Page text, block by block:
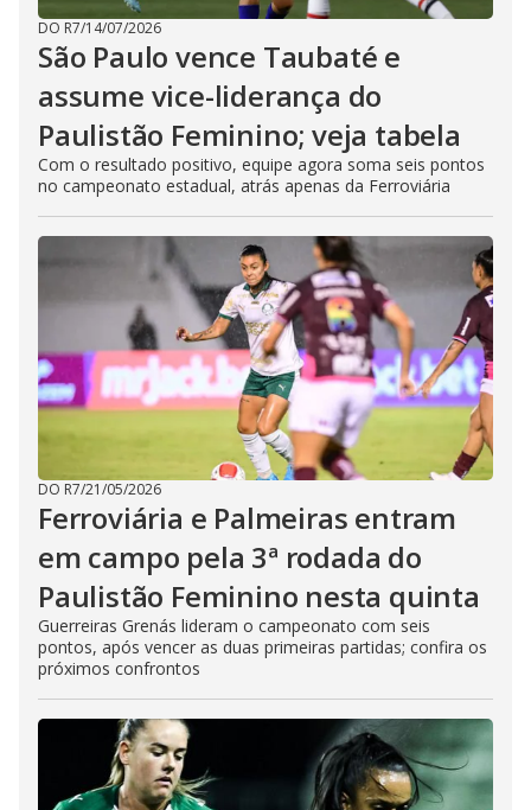
DO R7/14/07/2026
São Paulo vence Taubaté e
assume vice-liderança do
Paulistão Feminino; veja tabela
Com o resultado positivo, equipe agora soma seis pontos
no campeonato estadual, atrás apenas da Ferroviária
DO R7/21/05/2026
Ferroviária e Palmeiras entram
em campo pela 3ª rodada do
Paulistão Feminino nesta quinta
Guerreiras Grenás lideram o campeonato com seis
pontos, após vencer as duas primeiras partidas; confira os
próximos confrontos